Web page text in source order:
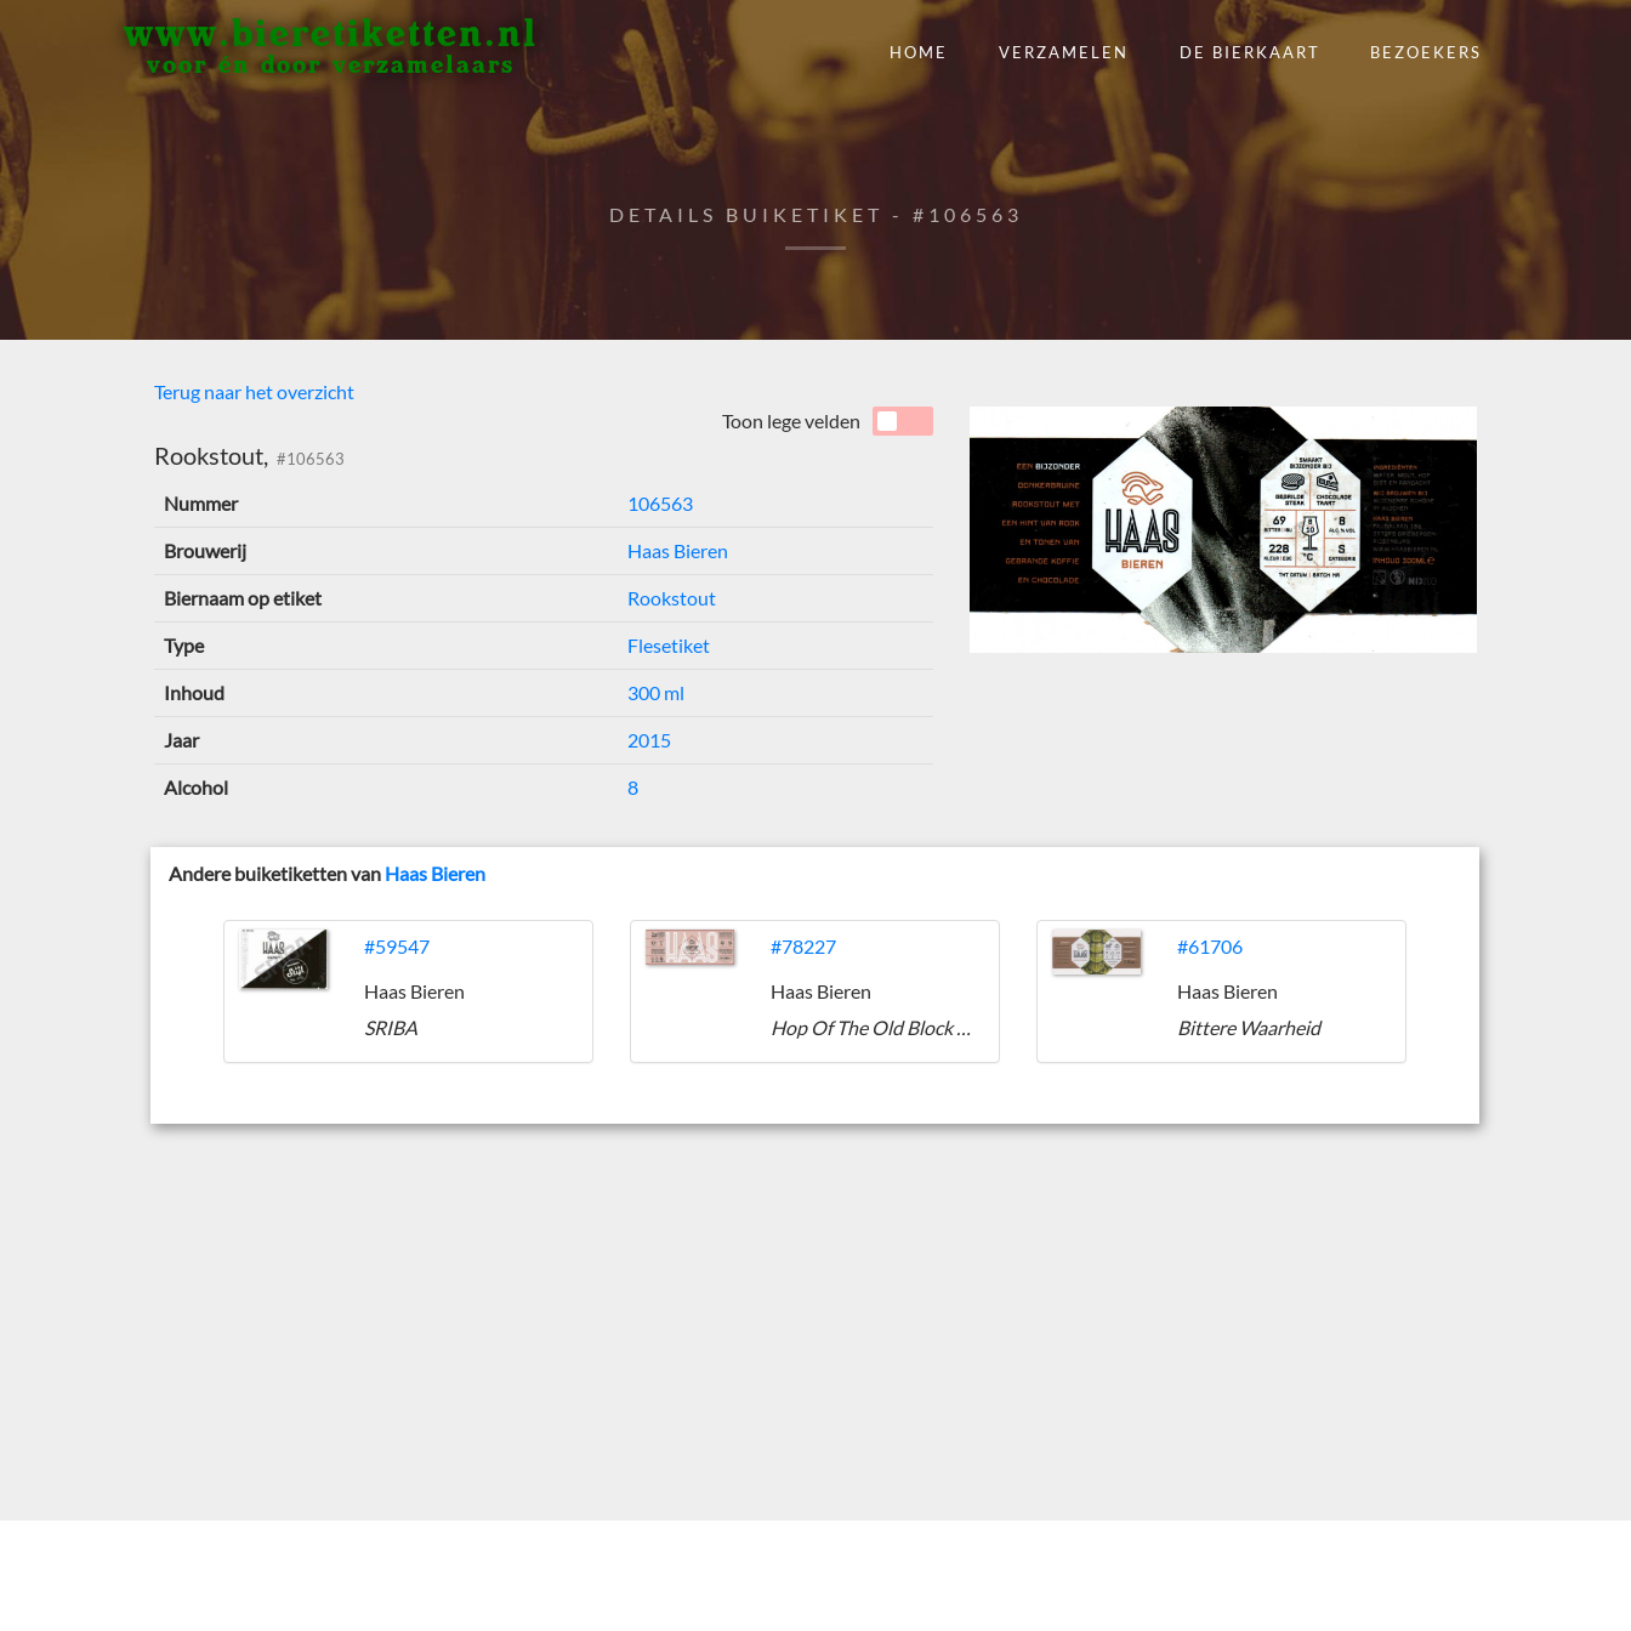
www.bieretiketten.nl
voor én door verzamelaars
HOME VERZAMELEN DE BIERKAART BEZOEKERS
DETAILS BUIKETIKET - #106563
Terug naar het overzicht
Rookstout, #106563
Toon lege velden
Nummer 106563
Brouwerij Haas Bieren
Biernaam op etiket Rookstout
Type Flesetiket
Inhoud 300 ml
Jaar 2015
Alcohol 8
Andere buiketiketten van Haas Bieren
#59547
Haas Bieren
SRIBA
#78227
Haas Bieren
Hop Of The Old Block English Bitter
#61706
Haas Bieren
Bittere Waarheid